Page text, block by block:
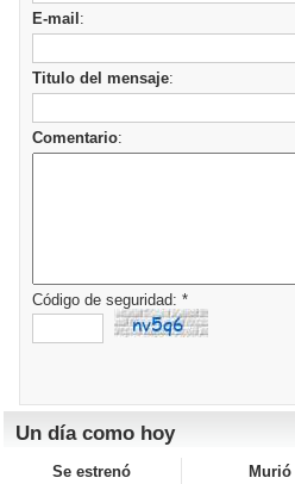
E-mail :
Titulo del mensaje:
Comentario:
Código de seguridad: *
Un día como hoy
Se estrenó Murió